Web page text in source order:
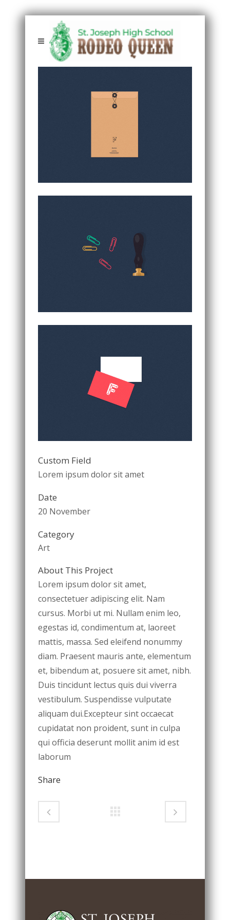
Custom Field
Lorem ipsum dolor sit amet
Date
20 November
Category
Art
About This Project
Lorem ipsum dolor sit amet,
consectetuer adipiscing elit. Nam
cursus. Morbi ut mi. Nullam enim leo,
egestas id, condimentum at, laoreet
mattis, massa. Sed eleifend nonummy
diam. Praesent mauris ante, elementum
et, bibendum at, posuere sit amet, nibh.
Duis tincidunt lectus quis dui viverra
vestibulum. Suspendisse vulputate
aliquam dui.Excepteur sint occaecat
cupidatat non proident, sunt in culpa
qui officia deserunt mollit anim id est
laborum
Share